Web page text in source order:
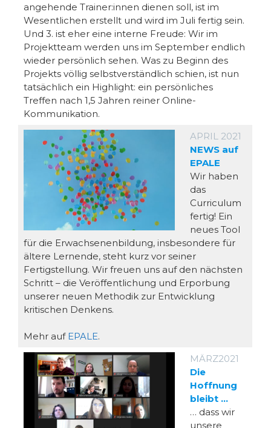
angehende Trainer:innen dienen soll, ist im
Wesentlichen erstellt und wird im Juli fertig sein.
Und 3. ist eher eine interne Freude: Wir im
Projektteam werden uns im September endlich
wieder persönlich sehen. Was zu Beginn des
Projekts völlig selbstverständlich schien, ist nun
tatsächlich ein Highlight: ein persönliches
Treffen nach 1,5 Jahren reiner Online-
Kommunikation.
APRIL 2021
NEWS auf
EPALE
Wir haben
das
Curriculum
fertig! Ein
neues Tool
für die Erwachsenenbildung, insbesondere für
ältere Lernende, steht kurz vor seiner
Fertigstellung. Wir freuen uns auf den nächsten
Schritt – die Veröffentlichung und Erporbung
unserer neuen Methodik zur Entwicklung
kritischen Denkens.
Mehr auf EPALE.
MÄRZ2021
Die
Hoffnung
bleibt …
… dass wir
unsere